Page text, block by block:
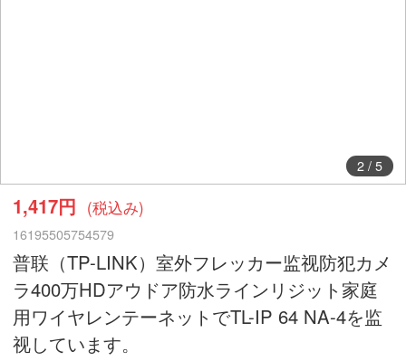
2/ 5
1,417円 (税込み)
16195505754579
普联（TP-LINK）室外フレッカー监视防犯カメ
ラ400万HDアウドア防水ラインリジット家庭
用ワイヤレンテーネットでTL-IP 64 NA-4を监
视しています。